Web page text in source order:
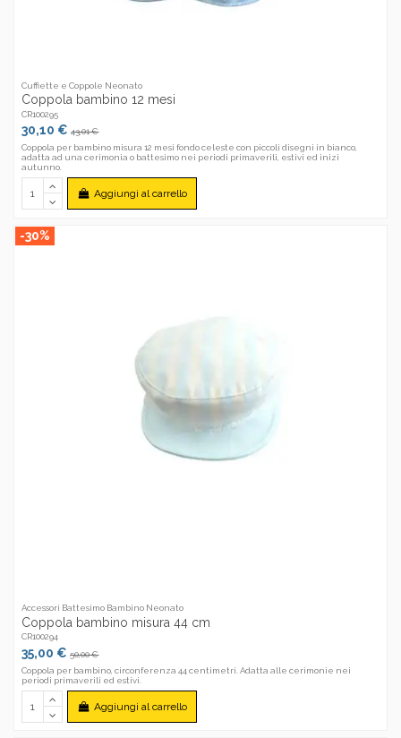
Cuffiette e Coppole Neonato
Coppola bambino 12 mesi
CR100295
30,10 €43,01 €
Coppola per bambino misura 12 mesi fondo celeste con piccoli disegni in bianco,
adatta ad una cerimonia o battesimo nei periodi primaverili, estivi ed inizi
autunno.
Aggiungi al carrello
-30%
Accessori Battesimo Bambino Neonato
Coppola bambino misura 44 cm
CR100294
35,00 €50,00 €
Coppola per bambino, circonferenza 44 centimetri. Adatta alle cerimonie nei
periodi primaverili ed estivi.
Aggiungi al carrello